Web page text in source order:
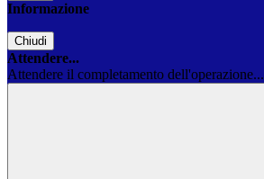
Informazione
Chiudi
Attendere...
Attendere il completamento dell'operazione...